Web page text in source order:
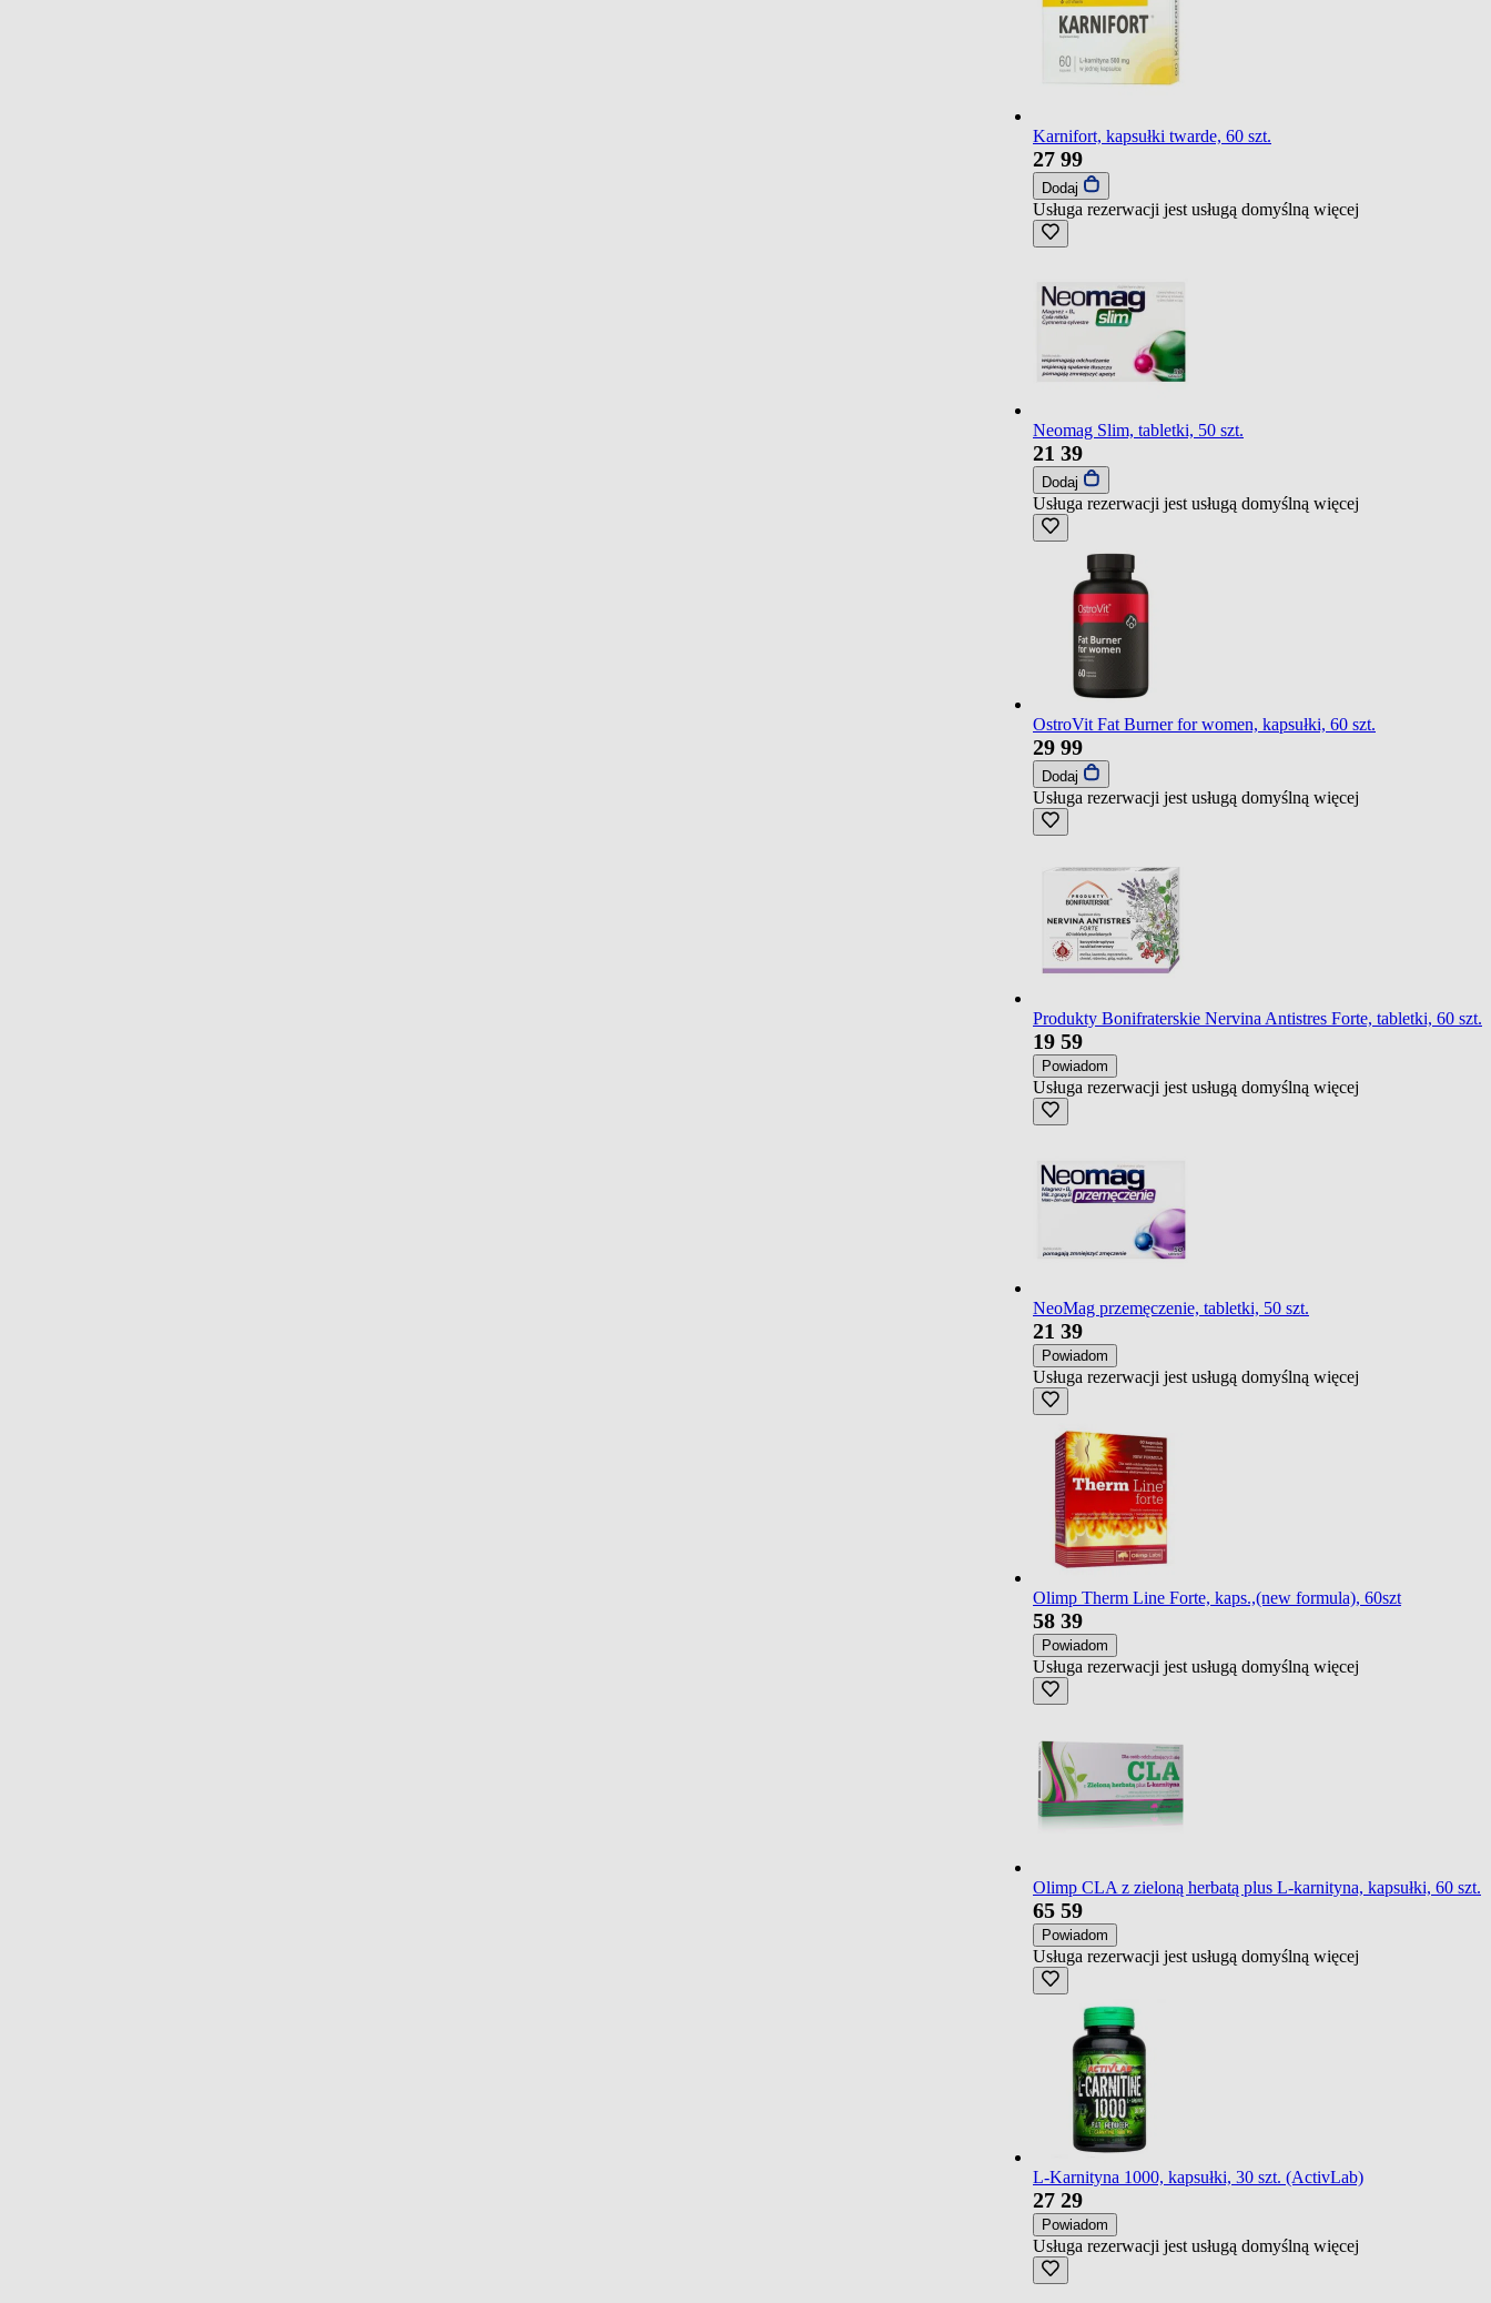
Karnifort, kapsułki twarde, 60 szt.
27 99
Dodaj
Usługa rezerwacji jest usługą domyślną więcej
Neomag Slim, tabletki, 50 szt.
21 39
Dodaj
Usługa rezerwacji jest usługą domyślną więcej
OstroVit Fat Burner for women, kapsułki, 60 szt.
29 99
Dodaj
Usługa rezerwacji jest usługą domyślną więcej
Produkty Bonifraterskie Nervina Antistres Forte, tabletki, 60 szt.
19 59
Powiadom
Usługa rezerwacji jest usługą domyślną więcej
NeoMag przemęczenie, tabletki, 50 szt.
21 39
Powiadom
Usługa rezerwacji jest usługą domyślną więcej
Olimp Therm Line Forte, kaps.,(new formula), 60szt
58 39
Powiadom
Usługa rezerwacji jest usługą domyślną więcej
Olimp CLA z zieloną herbatą plus L-karnityna, kapsułki, 60 szt.
65 59
Powiadom
Usługa rezerwacji jest usługą domyślną więcej
L-Karnityna 1000, kapsułki, 30 szt. (ActivLab)
27 29
Powiadom
Usługa rezerwacji jest usługą domyślną więcej